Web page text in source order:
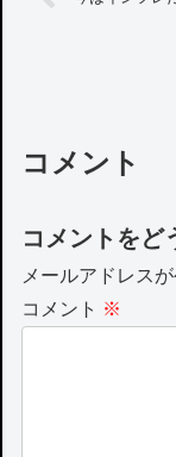
コメント
コメントをど
メールアドレス
コメント ※